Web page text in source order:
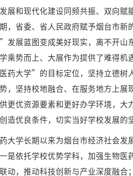
展和现代化建设同频共振、双向
省委、省人民政府赋予烟台市新
展蓝图变成美好现实，离不开山
乘势而上、大展作为提供了难得
药大学”的目标定位，坚持立德树
，坚持校地融合、在服务地方上
更优资源要素和更好办学环境，
造优良条件，切实当好学校发展的
大学长期以来为烟台市经济社会
是依托学校优势学科，加强生物医
动，推动科技创新与产业深度融合